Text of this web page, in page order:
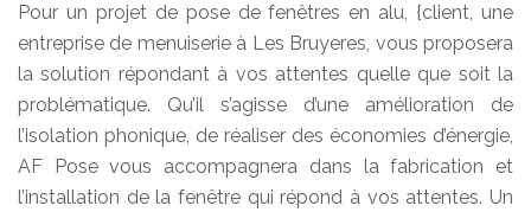
Pour un projet de pose de fenêtres en alu, {client, une
entreprise de menuiserie à Les Bruyeres, vous proposera
la solution répondant à vos attentes quelle que soit la
problématique. Qu’il s’agisse d’une amélioration de
l’isolation phonique, de réaliser des économies d’énergie,
AF Pose vous accompagnera dans la fabrication et
l’installation de la fenêtre qui répond à vos attentes. Un